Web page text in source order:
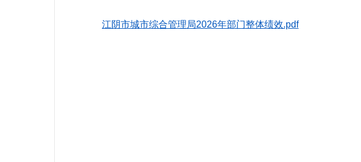
江阴市城市综合管理局2026年部门整体绩效.pdf